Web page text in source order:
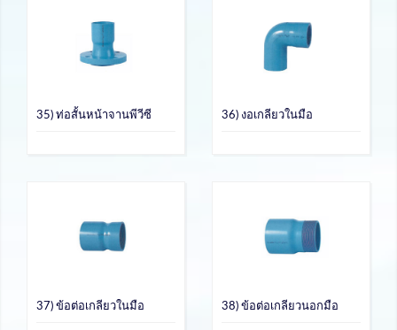
35) ท่อสั้นหน้าจานพีวีซี 36) งอเกลียวในมือ
37) ข้อต่อเกลียวในมือ 38) ข้อต่อเกลียวนอกมือ